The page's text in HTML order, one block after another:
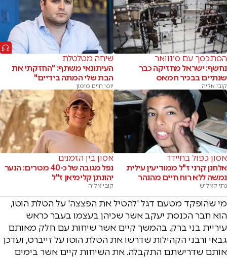
הסתכסך עם סינוואר
נחשף: ישראל מחזיקה כבר
שנתיים בבכיר חמאס
קובי אליה
שיחה מטלטלת
העיתונאי משתף: "החזקתי את
הבת שלי המתה בידיים"
יוסי חיים מימון
אסון כפול בחיידר
אלחנן קרני ז"ל ממודיעין עילית
נמשה ללא רוח חיים מהנהר
נתי קאליש
אסון בין הזמנים
נפל מגובה של כ-40 מטרים: הנער
יהונתן קלימיאן ז"ל
קובי אליה
מי שהופקד מטעם דגל 'להטיל את הפצצה' על הטלת הוטו,
הוא חבר הכנסת יעקב אשר שכיהן בעצמו בעבר כראש
עיריית בני ברק. בהמשך קיים אשר שיחות עם חלק מאותם
גבאי ורבני הקהילות שדרשו את הטלת הוטו על זייברט, ועדכן
אותם שדרישתם התקבלה. את השיחות קיים אשר בימים